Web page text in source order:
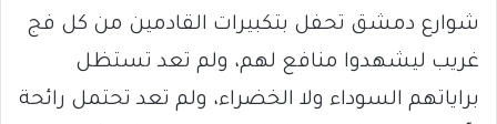
شوارع دمشق تحفل بتكبيرات القادمين من كل فج
غريب ليشهدوا منافع لهم، ولم تعد تستظل
براياتهم السوداء ولا الخضراء، ولم تعد تحتمل رائحة